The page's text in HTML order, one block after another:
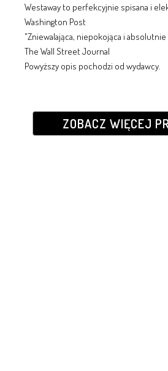
Westaway to perfekcyjnie spisana i
Washington Post
"Zniewalająca, niepokojąca i absolutnie
The Wall Street Journal
Powyższy opis pochodzi od wydawcy.
ZOBACZ WIĘCEJ